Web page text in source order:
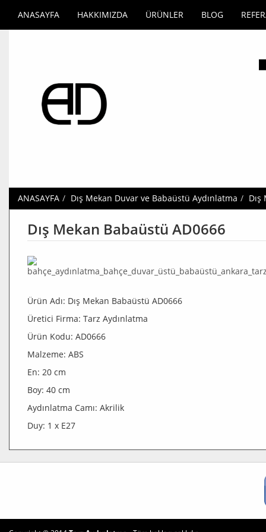
ANASAYFA HAKKIMIZDA ÜRÜNLER BLOG
ANASAYFA Dış Mekan Duvar ve Babaüstü Aydınlatma
Dış Mekan Babaüstü AD0666
Ürün Adı: Dış Mekan Babaüstü AD0666
Üretici Firma: Tarz Aydınlatma
Ürün Kodu: AD0666
Malzeme: ABS
En: 20 cm
Boy: 40 cm
Aydınlatma Camı: Akrilik
Duy: 1 x E27